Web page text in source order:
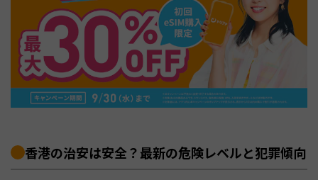
香港の治安は安全？最新の危険レベルと犯罪傾向